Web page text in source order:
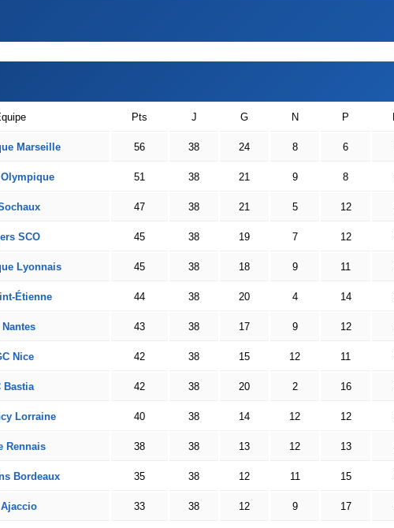
Pts J G N P
Marseille 56 38 24 8 6
51 38 21 9 8
47 38 21 5 12
SCO 45 38 19 7 12
Lyonnais 45 38 18 9 11
Étienne 44 38 20 4 14
Nantes 43 38 17 9 12
Nice 42 38 15 12 11
Bastia 42 38 20 2 16
Lorraine 40 38 14 12 12
Rennais 38 38 13 12 13
Bordeaux 35 38 12 11 15
33 38 12 9 17